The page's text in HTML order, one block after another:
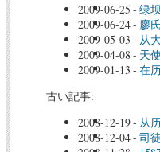
2009-06-25 - 绿
2009-06-24- 廖
2009-05-03 - 从
2009-04-08 - 天
2009-01-13 - 在
古い記事:
2008-12-19- 从
2008-12-04- 司